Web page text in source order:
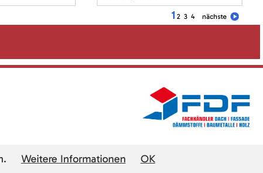
1 2 3 4 nächste
Weitere Informationen OK